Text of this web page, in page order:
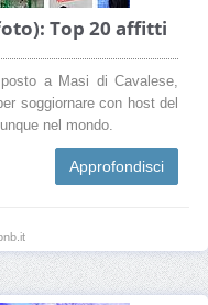
Top 20 affitti
a Masi di Cavalese,
soggiornare con host del
nel mondo.
Approfondisci